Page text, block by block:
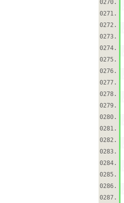
0270.
0271.
0272.
0273.
0274.
0275.
0276.
0277.
0278.
0279.
0280.
0281.
0282.
0283.
0284.
0285.
0286.
0287.